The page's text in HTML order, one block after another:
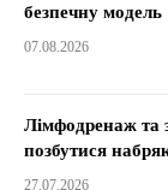
безпечну модель
07.08.2026
Лімфодренаж та
позбутися
27.07.2026